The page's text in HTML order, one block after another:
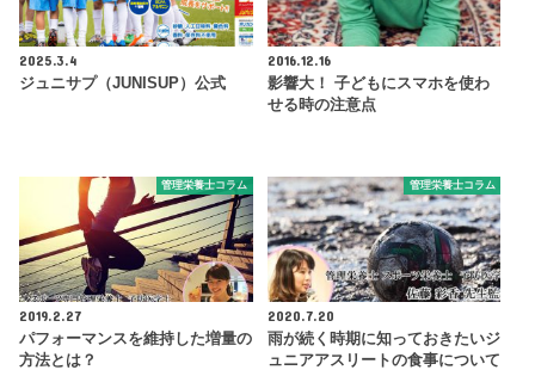
2025.3.4
ジュニサプ（JUNISUP）公式
2016.12.16
影響大！ 子どもにスマホを使わ
せる時の注意点
管理栄養士コラム
2019.2.27
パフォーマンスを維持した増量の
方法とは？
管理栄養士コラム
2020.7.20
雨が続く時期に知っておきたいジ
ュニアアスリートの食事について